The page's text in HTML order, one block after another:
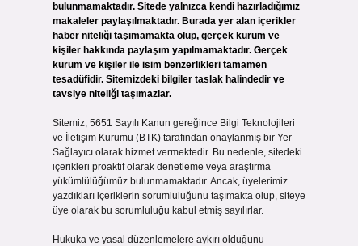
bulunmamaktadır. Sitede yalnızca kendi hazırladığımız
makaleler paylaşılmaktadır. Burada yer alan içerikler
haber niteliği taşımamakta olup, gerçek kurum ve
kişiler hakkında paylaşım yapılmamaktadır. Gerçek
kurum ve kişiler ile isim benzerlikleri tamamen
tesadüfidir. Sitemizdeki bilgiler taslak halindedir ve
tavsiye niteliği taşımazlar.
Sitemiz, 5651 Sayılı Kanun gereğince Bilgi Teknolojileri
ve İletişim Kurumu (BTK) tarafından onaylanmış bir Yer
Sağlayıcı olarak hizmet vermektedir. Bu nedenle, sitedeki
içerikleri proaktif olarak denetleme veya araştırma
yükümlülüğümüz bulunmamaktadır. Ancak, üyelerimiz
yazdıkları içeriklerin sorumluluğunu taşımakta olup, siteye
üye olarak bu sorumluluğu kabul etmiş sayılırlar.
Hukuka ve yasal düzenlemelere aykırı olduğunu